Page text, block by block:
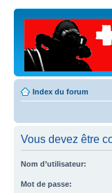
Index du forum
Vous devez être
Nom d’utilisateur:
Mot de passe: